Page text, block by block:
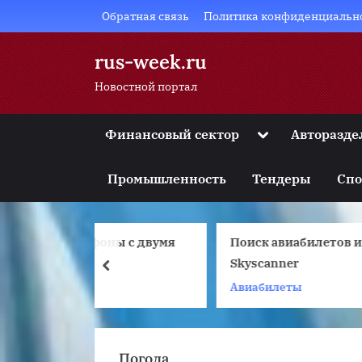
to
Обратная связь Политика
rus-week.ru
Новостной портал
Финансовый сектор Toggle
menu
Toggle
menu
Toggle
sub-
menu
Toggle
sub-
Промышленность Тендеры
с двумя
Поиск авиабилетов и отелей
prev